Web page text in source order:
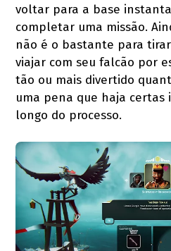
voltar para a base
completar uma missão.
não é o bastante para
viajar com seu falcão por
tão ou mais divertido
uma pena que haja certas
longo do processo.